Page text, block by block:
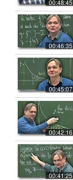
00:48:45
00:46:35
00:45:07
00:42:16
00:41:25